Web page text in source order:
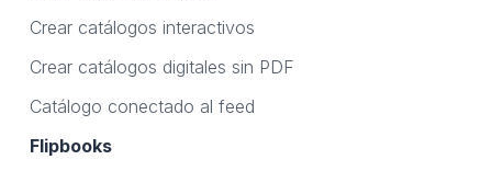
Crear catálogos interactivos
Crear catálogos digitales sin PDF
Catálogo conectado al feed
Flipbooks